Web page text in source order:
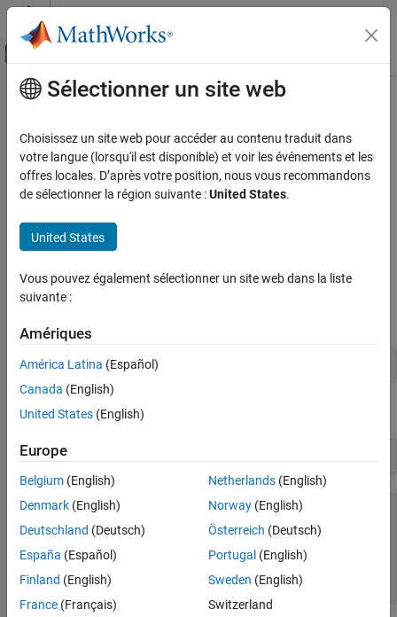
Passer au contenu
Activer/désactiver l'affichage du menu
Accueil de la documentation
External Language Interfaces
C with MATLAB
C Matrix API
Manipulate Multidimensional Numerical
Arrays in C MEX Functions
See Also
Contenu principal
Manipulate Multidimensional
Numerical Arrays in C MEX
Functions
typed data access functions like
mxGetComplexDoubles
nonzero elements in the array.
mex -R2018a findnz.c
Create a sample matrix.
matrix =
     3     0     9     0
     0     8     2     4
     0     9     2     4
     9     9     2     0
Sélectionner un site web
Choisissez un site web pour accéder au contenu traduit dans
votre langue (lorsqu'il est disponible) et voir les événements et les
offres locales. D’après votre position, nous vous recommandons
de sélectionner la région suivante :United States.
United States
Vous pouvez également sélectionner un site web dans la liste
suivante :
Amériques
América Latina (Español)
Canada (English)
United States (English)
Europe
Belgium (English)
Denmark (English)
Deutschland (Deutsch)
España (Español)
Finland (English)
France (Français)
Netherlands(English)
Norway(English)
Österreich (Deutsch)
Portugal (English)
Sweden (English)
Switzerland